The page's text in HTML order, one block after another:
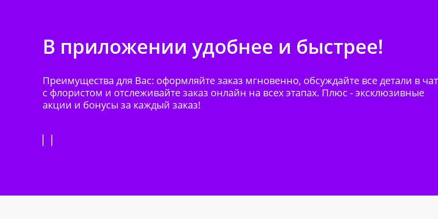
В приложении удобнее и быстрее!
Преимущества для Вас: оформляйте заказ мгновенно, обсуждайте все детали в
с флористом и отслеживайте заказ онлайн на всех этапах. Плюс - эксклюзивные
акции и бонусы за каждый заказ!